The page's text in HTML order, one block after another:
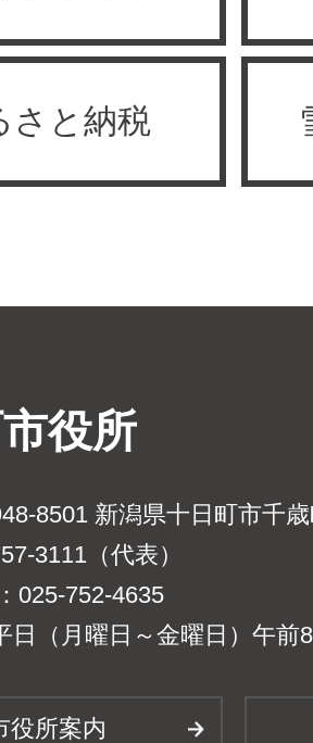
さと納税
役所
8501 新潟県十日町市千
3111（代表）
025-752-4635
日（月曜日～金曜日）午前
役所案内